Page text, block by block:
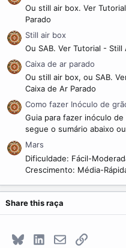
Ou still air box. Ver
Parado
Still air box
Ou SAB. Ver Tutorial - Still
Caixa de ar parado
Ou still air box, ou SAB.
Caixa de Ar Parado
Como fazer Inóculo de
Guia para fazer inóculo
segue o sumário abaixo
Mars
Dificuldade: Fácil-
Crescimento: Média-
Share this raça
Bluesky LinkedInE-mailLink